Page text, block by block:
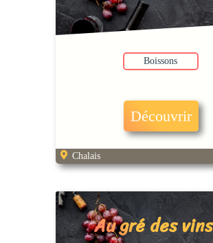
Boissons
Découvrir
Chalais
Au gré des